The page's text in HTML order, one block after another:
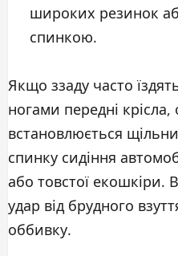
широких резинок
спинкою.
Якщо ззаду часто
ногами передні крісла,
встановлюється
спинку сидіння
або товстої екошкіри.
удар від брудного
оббивку.